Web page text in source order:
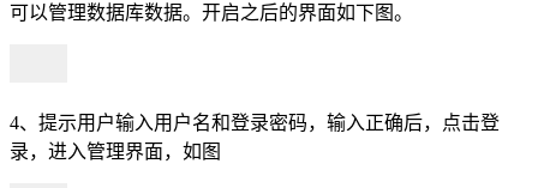
可以管理数据库数据。开启之后的界面如下图。
4、提示用户输入用户名和登录密码，输入正确后，点击登
录，进入管理界面，如图